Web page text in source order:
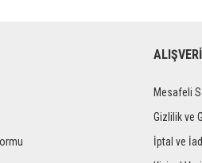
Mesafeli
Gizlilik ve
İptal ve